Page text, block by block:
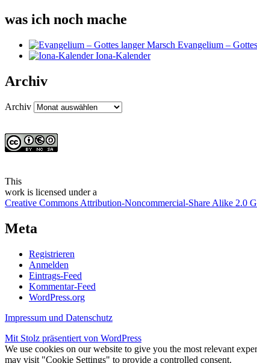
was ich noch mache
Evangelium –
Iona-Kalender
Archiv
Archiv
This
work is licensed under a
Creative Commons Attribution-Noncommercial-Share Alike 2.0
Meta
Registrieren
Anmelden
Eintrags-Feed
Kommentar-Feed
WordPress.org
Impressum und Datenschutz
Mit Stolz präsentiert von WordPress
We use cookies on our website to give you the most relevant
may visit "Cookie Settings" to provide a controlled consent.